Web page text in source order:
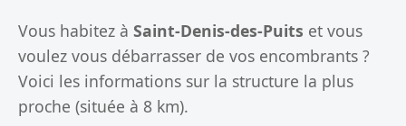
Vous habitez à Saint-Denis-des-Puits et vous
voulez vous débarrasser de vos encombrants ?
Voici les informations sur la structure la plus
proche (située à 8 km).